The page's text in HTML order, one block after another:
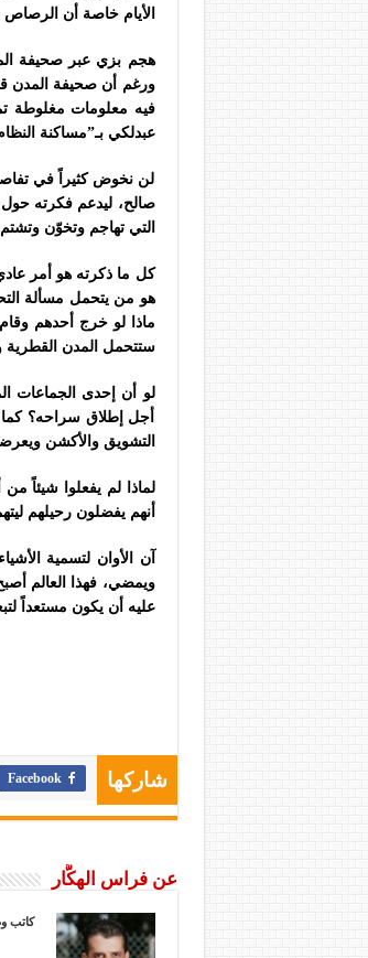
الأيام خاصة أن
هجم بزي عبر صحيفة
ورغم أن صحيفة المدن
فيه معلومات مغلوطة
عبدلكي بـ”مساكنة
لن نخوض كثيراً في
صالح، ليدعم فكرته
التي تهاجم وتخوّن
كل ما ذكرته هو أمر
هو من يتحمل مسألة
ماذا لو خرج أحدهم
ستتحمل المدن القطرية
لو أن إحدى الجماعات
أجل إطلاق سراحه؟ كما
التشويق والأكشن
لماذا لم يفعلوا شيئاً
أنهم يفضلون رحيلهم
آن الأوان لتسمية
ويمضي، فهذا العالم
عليه أن يكون مستعداً
شاركها Facebook
عن فراس الهكَّار
كاتب